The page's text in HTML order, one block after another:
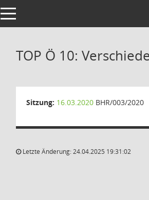
Toggle navigation
TOP Ö 10:
Sitzung: 16.03.2020 BHR/003/2020
Letzte Änderung: 24.04.2025 19:31:02